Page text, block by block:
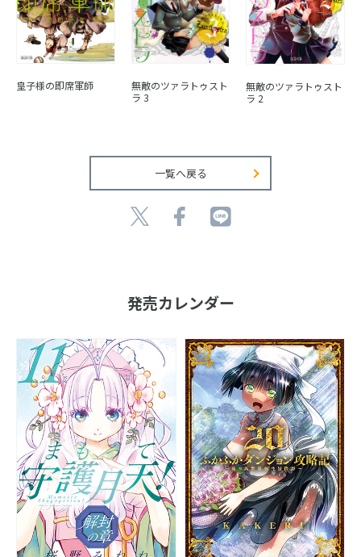
皇子様の即席軍師
無敵のツァラトゥスト
ラ 3
無敵のツァラトゥスト
ラ 2
一覧へ戻る
発売カレンダー